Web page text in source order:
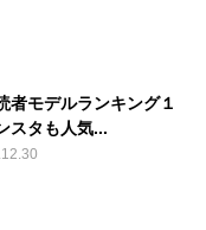
者モデルランキング１
スタも人気...